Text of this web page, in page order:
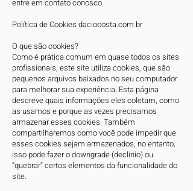
entre em contato conosco.
Política de Cookies daciocosta.com.br
O que são cookies?
Como é prática comum em quase todos os sites
profissionais, este site utiliza cookies, que são
pequenos arquivos baixados no seu computador
para melhorar sua experiência. Esta página
descreve quais informações eles coletam, como
as usamos e porque as vezes precisamos
armazenar esses cookies. Também
compartilharemos como você pode impedir que
esses cookies sejam armazenados, no entanto,
isso pode fazer o downgrade (declínio) ou
“quebrar” certos elementos da funcionalidade do
site.